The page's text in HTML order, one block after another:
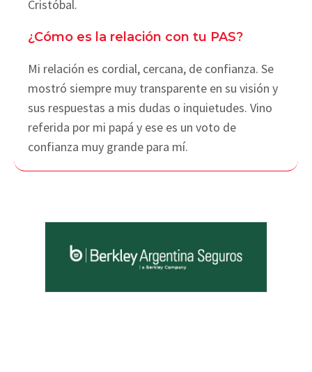
Cristóbal.
¿Cómo es la relación con tu PAS?
Mi relación es cordial, cercana, de confianza. Se
mostró siempre muy transparente en su visión y
sus respuestas a mis dudas o inquietudes. Vino
referida por mi papá y ese es un voto de
confianza muy grande para mí.